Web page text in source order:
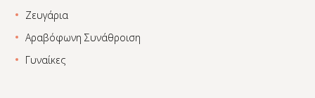
Ζευγάρια
Αραβόφωνη Συνάθροιση
Γυναίκες